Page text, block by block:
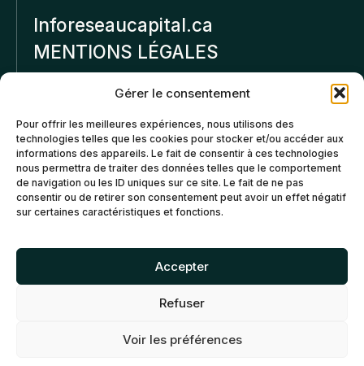
Gérer le consentement
Pour offrir les meilleures expériences, nous utilisons des
technologies telles que les cookies pour stocker et/ou accéder aux
informations des appareils. Le fait de consentir à ces technologies
nous permettra de traiter des données telles que le comportement
de navigation ou les ID uniques sur ce site. Le fait de ne pas
consentir ou de retirer son consentement peut avoir un effet négatif
sur certaines caractéristiques et fonctions.
Accepter
Refuser
Voir les préférences
Inforeseaucapital.ca
MENTIONS LÉGALES
Politique de
confidentialité
Politiques d’annulation et
de remboursement
Politique de cookies (CA)
©2026 Réseau Capital. Tous
droits reservés -
My Little
- Agence web